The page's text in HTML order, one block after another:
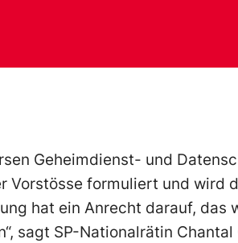
Geheimdienst- und
Vorstösse formuliert und wird
hat ein Anrecht darauf, das
sagt SP-Nationalrätin